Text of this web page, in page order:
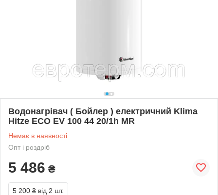
Водонагрівач ( Бойлер ) електричний Klima
Hitze ECO EV 100 44 20/1h MR
Немає в наявності
Опт і роздріб
5 486 ₴
5 200 ₴ від 2 шт.